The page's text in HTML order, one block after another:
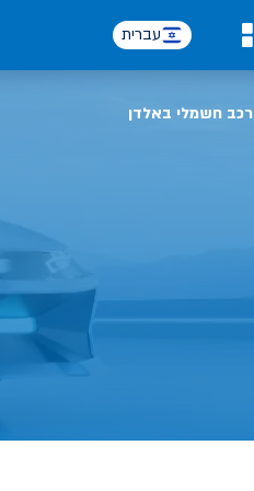
עברית
רכב חשמלי באלדן